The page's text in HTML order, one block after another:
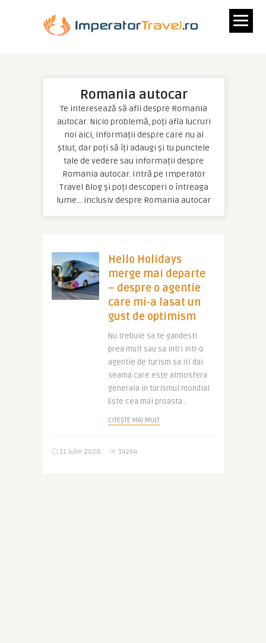
Romania autocar
Te interesează să afli despre Romania
autocar. Nicio problemă, poți afla lucruri
noi aici, informații despre care nu ai
știut, dar poți să îți adaugi și tu punctele
tale de vedere sau informații despre
Romania autocar. Intră pe Imperator
Travel Blog și poți descoperi o întreaga
lume… inclusiv despre Romania autocar
Hello Holidays
merge mai departe
– despre o agentie
care mi-a lasat un
gust de optimism
Nu trebuie sa te gandesti
prea mult sau sa intri intr-o
agentie de turism sa iti dai
seama care este atmosfera
generala in turismul mondial.
Este cea mai proasta ..
CITEȘTE MAI MULT
11 iulie 2020 14264